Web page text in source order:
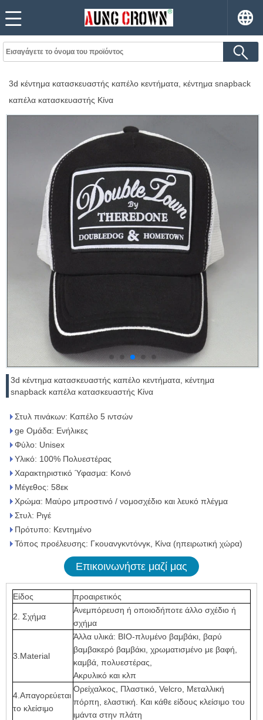
3d κέντημα κατασκευαστής καπέλο κεντήματα, κέντημα snapback
καπέλα κατασκευαστής Κίνα
3d κέντημα κατασκευαστής καπέλο κεντήματα, κέντημα
snapback καπέλα κατασκευαστής Κίνα
Στυλ πινάκων: Καπέλο 5 ιντσών
ge Ομάδα: Ενήλικες
Φύλο: Unisex
Υλικό: 100% Πολυεστέρας
Χαρακτηριστικό Ύφασμα: Κοινό
Μέγεθος: 58εκ
Χρώμα: Μαύρο μπροστινό / νομοσχέδιο και λευκό πλέγμα
Στυλ: Ριγέ
Πρότυπο: Κεντημένο
Τόπος προέλευσης: Γκουανγκντόνγκ, Κίνα (ηπειρωτική χώρα)
Επικοινωνήστε μαζί μας
Είδος προαιρετικός
2. Σχήμα
Ανεμπόρευση ή οποιοδήποτε άλλο σχέδιο ή
σχήμα
3.Material
Άλλα υλικά: ΒΙΟ-πλυμένο βαμβάκι, βαρύ
βαμβακερό βαμβάκι, χρωματισμένο με βαφή,
καμβά, πολυεστέρας,
Ακρυλικό και κλπ
4.Απαγορεύεται
το κλείσιμο
Ορείχαλκος, Πλαστικό, Velcro, Μεταλλική
πόρπη, ελαστική. Και κάθε είδους κλείσιμο του
ιμάντα στην πλάτη